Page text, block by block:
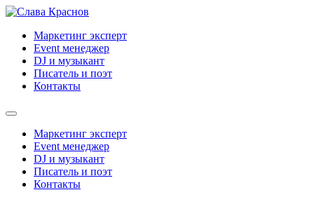
Skip
contentМаркетинг эксперт
Event менеджер
DJ и музыкант
Писатель и поэт
Контакты
Маркетинг эксперт
Event менеджер
DJ и музыкант
Писатель и поэт
Контакты